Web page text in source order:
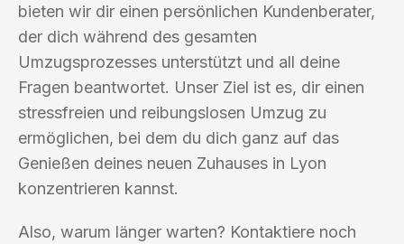
bieten wir dir einen persönlichen Kundenberater,
der dich während des gesamten
Umzugsprozesses unterstützt und all deine
Fragen beantwortet. Unser Ziel ist es, dir einen
stressfreien und reibungslosen Umzug zu
ermöglichen, bei dem du dich ganz auf das
Genießen deines neuen Zuhauses in Lyon
konzentrieren kannst.
Also, warum länger warten? Kontaktiere noch